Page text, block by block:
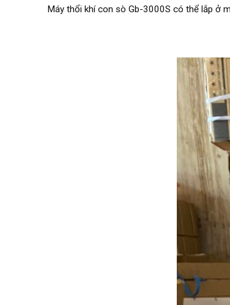
Máy thổi khí con sò Gb-3000S có thể lắp ở